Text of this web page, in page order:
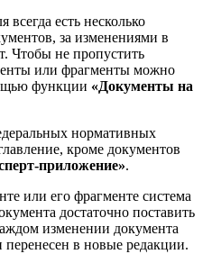
всегда есть несколько
за изменениями в
Чтобы не пропустить
или фрагменты можно
функции «Документы на
нормативных
кроме документов
приложение».
или его фрагменте система
достаточно поставить
изменении документа
перенесен в новые редакции.